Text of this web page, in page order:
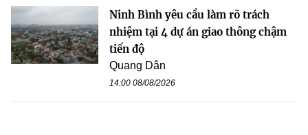
Ninh Bình yêu cầu làm rõ trách
nhiệm tại 4 dự án giao thông chậm
tiến độ
Quang Dân
14:00 08/08/2026